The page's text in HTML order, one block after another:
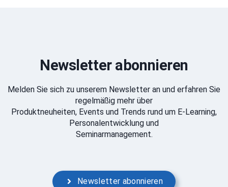
Newsletter abonnieren
Melden Sie sich zu unserem Newsletter an und erfahren Sie
regelmäßig mehr über
Produktneuheiten, Events und Trends rund um E-Learning,
Personalentwicklung und
Seminarmanagement.
Newsletter abonnieren